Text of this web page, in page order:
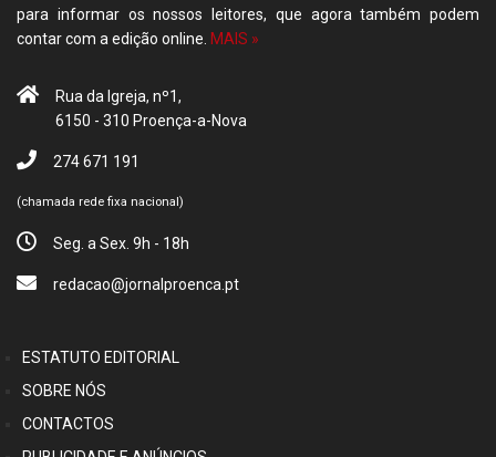
para informar os nossos leitores, que agora também podem
contar com a edição online. MAIS »
Rua da Igreja, nº1,
6150 - 310 Proença-a-Nova
274 671 191
(chamada rede fixa nacional)
Seg. a Sex. 9h - 18h
redacao@jornalproenca.pt
ESTATUTO EDITORIAL
SOBRE NÓS
CONTACTOS